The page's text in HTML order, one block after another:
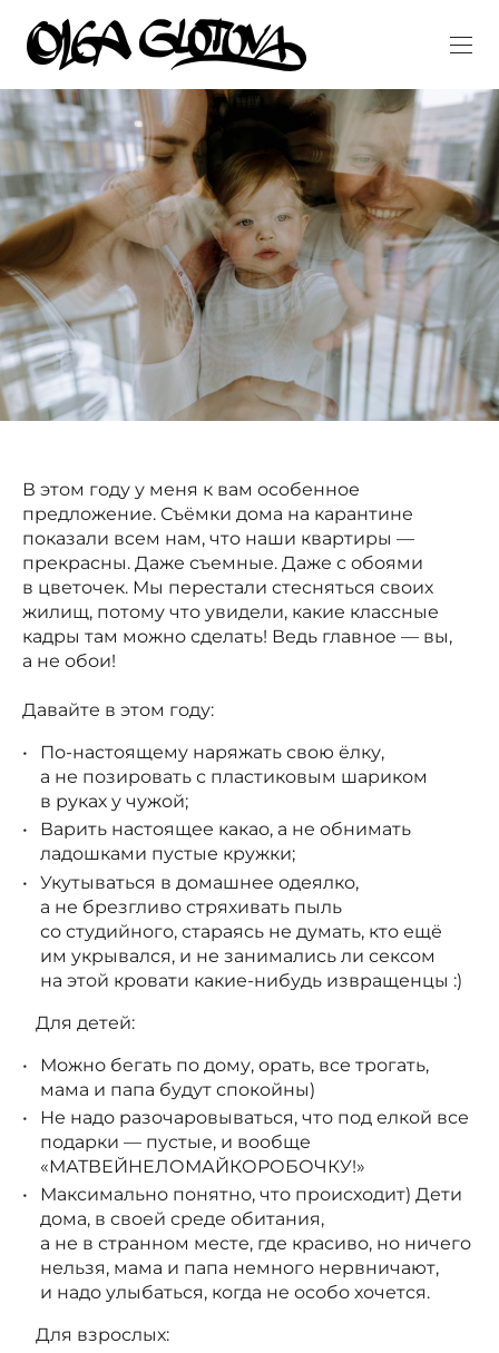
В этом году у меня к вам особенное
предложение. Съёмки дома на карантине
показали всем нам, что наши квартиры —
прекрасны. Даже съемные. Даже с обоями
в цветочек. Мы перестали стесняться своих
жилищ, потому что увидели, какие классные
кадры там можно сделать! Ведь главное — вы,
а не обои!
Давайте в этом году:
По-настоящему наряжать свою ёлку,
а не позировать с пластиковым шариком
в руках у чужой;
Варить настоящее какао, а не обнимать
ладошками пустые кружки;
Укутываться в домашнее одеялко,
а не брезгливо стряхивать пыль
со студийного, стараясь не думать, кто ещё
им укрывался, и не занимались ли сексом
на этой кровати какие-нибудь извращенцы :)
⠀Для детей:
Можно бегать по дому, орать, все трогать,
мама и папа будут спокойны)
Не надо разочаровываться, что под елкой все
подарки — пустые, и вообще
«МАТВЕЙНЕЛОМАЙКОРОБОЧКУ!»
Максимально понятно, что происходит) Дети
дома, в своей среде обитания,
а не в странном месте, где красиво, но ничего
нельзя, мама и папа немного нервничают,
и надо улыбаться, когда не особо хочется.
⠀Для взрослых: